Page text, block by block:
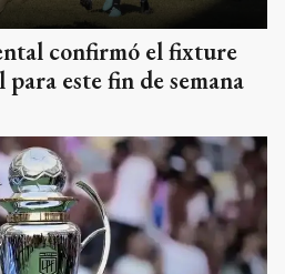
confirmó el fixture
este fin de semana